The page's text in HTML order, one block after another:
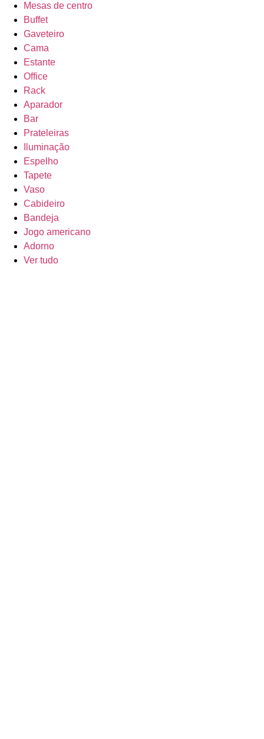
Mesas de centro
Buffet
Gaveteiro
Cama
Estante
Office
Rack
Aparador
Bar
Prateleiras
Iluminação
Espelho
Tapete
Vaso
Cabideiro
Bandeja
Jogo americano
Adorno
Ver tudo